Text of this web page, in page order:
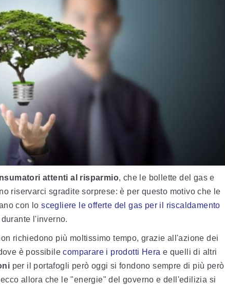
attenti al risparmio, che le bollette del gas e
riservarci sgradite sorprese: è per questo motivo che le
con loscegliere le offerte del gas per il riscaldamento
l'inverno.
richiedono più moltissimo tempo, grazie all'azione dei
è possibilecomparare i prodotti Hera e quelli di altri
per il portafogli però oggi si fondono sempre di più però
allora che le "energie" del governo e dell'edilizia si